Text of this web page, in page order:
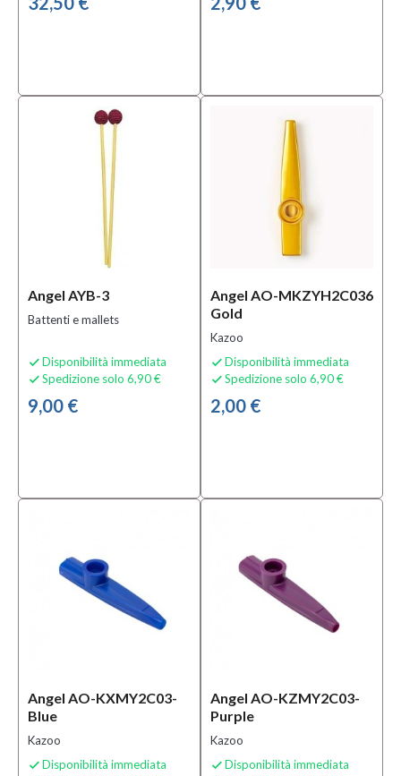
prodotti
offerta
Si
(9)
disponibili
Angel AYB-3
Battenti e mallets
 Disponibilità immediata
 Spedizione solo 6,90 €
9,00 €
Angel AO-MKZYH2C036
Gold
Kazoo
 Disponibilità immediata
 Spedizione solo 6,90 €
2,00 €
Angel AO-KXMY2C03-
Blue
Kazoo
 Disponibilità immediata
Angel AO-KZMY2C03-
Purple
Kazoo
 Disponibilità immediata